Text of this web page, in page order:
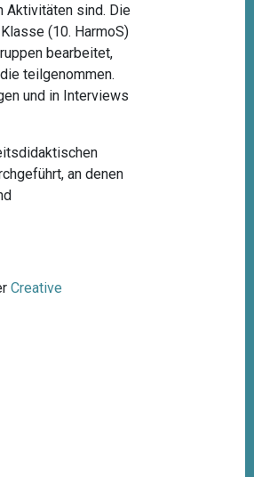
Aktivitäten sind. Die
(10. HarmoS)
bearbeitet,
teilgenommen.
und in Interviews
an denen
Creative